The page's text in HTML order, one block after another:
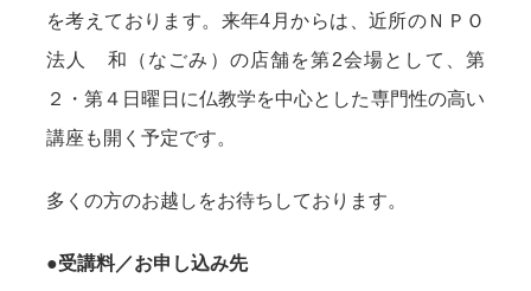
を考えております。来年4月からは、近所のＮＰＯ
法人 和（なごみ）の店舗を第2会場として、第
２・第４日曜日に仏教学を中心とした専門性の高い
講座も開く予定です。
多くの方のお越しをお待ちしております。
●受講料／お申し込み先